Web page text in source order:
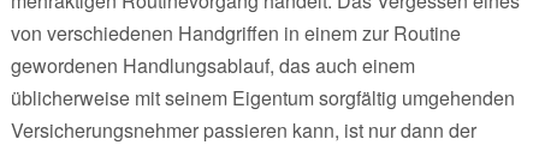
von verschiedenen Handgriffen in einem zur Routine
gewordenen Handlungsablauf, das auch einem
üblicherweise mit seinem Eigentum sorgfältig umgehenden
Versicherungsnehmer passieren kann, ist nur dann der